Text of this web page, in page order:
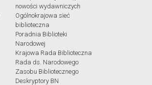
nowości wydawniczych
Ogólnokrajowa sieć
biblioteczna
Poradnia Biblioteki
Narodowej
Krajowa Rada Biblioteczna
Rada ds. Narodowego
Zasobu Bibliotecznego
Deskryptory BN